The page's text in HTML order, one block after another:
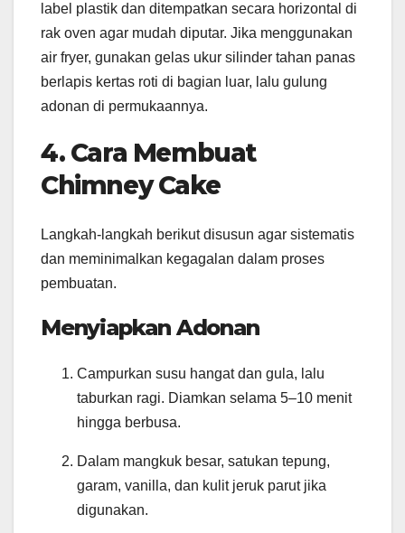
label plastik dan ditempatkan secara horizontal di
rak oven agar mudah diputar. Jika menggunakan
air fryer, gunakan gelas ukur silinder tahan panas
berlapis kertas roti di bagian luar, lalu gulung
adonan di permukaannya.
4. Cara Membuat
Chimney Cake
Langkah-langkah berikut disusun agar sistematis
dan meminimalkan kegagalan dalam proses
pembuatan.
Menyiapkan Adonan
Campurkan susu hangat dan gula, lalu
taburkan ragi. Diamkan selama 5–10 menit
hingga berbusa.
Dalam mangkuk besar, satukan tepung,
garam, vanilla, dan kulit jeruk parut jika
digunakan.